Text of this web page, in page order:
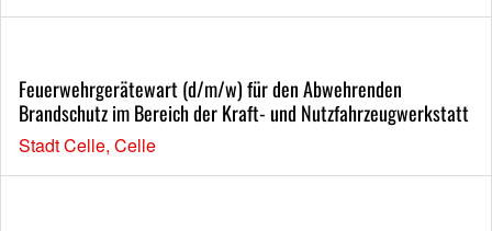
Feuerwehrgerätewart (d/m/w) für den Abwehrenden
Brandschutz im Bereich der Kraft- und Nutzfahrzeugwerkstatt
Stadt Celle, Celle